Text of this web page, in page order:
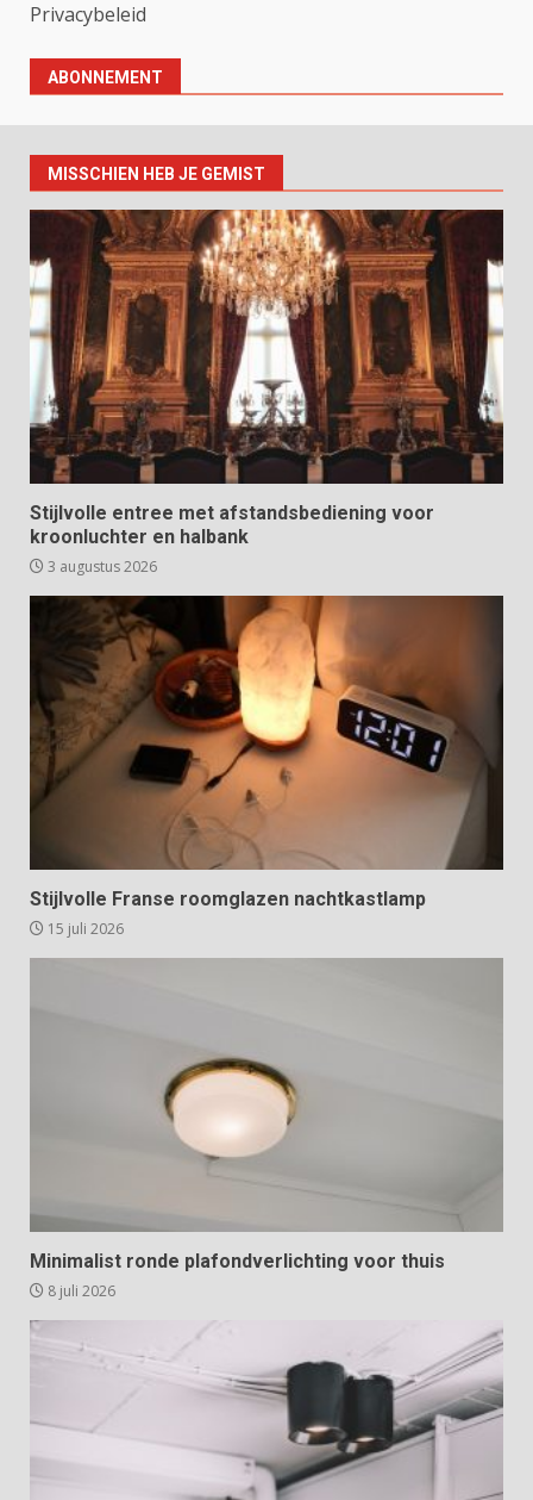
Privacybeleid
ABONNEMENT
MISSCHIEN HEB JE GEMIST
Stijlvolle entree met afstandsbediening voor
kroonluchter en halbank
3 augustus 2026
Stijlvolle Franse roomglazen nachtkastlamp
15 juli 2026
Minimalist ronde plafondverlichting voor thuis
8 juli 2026